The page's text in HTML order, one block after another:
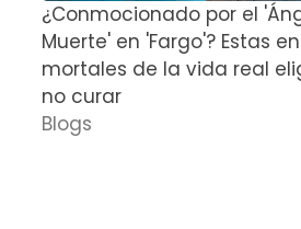
¿Conmocionado por el
Muerte' en 'Fargo'? Estas
mortales de la vida real
no curar
Blogs